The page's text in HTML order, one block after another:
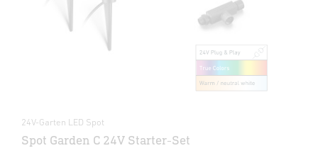
24V-Garten LED Spot
Spot Garden C 24V Starter-Set